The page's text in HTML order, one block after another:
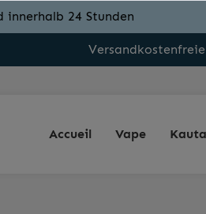
innerhalb 24 Stunden
Accueil Vape